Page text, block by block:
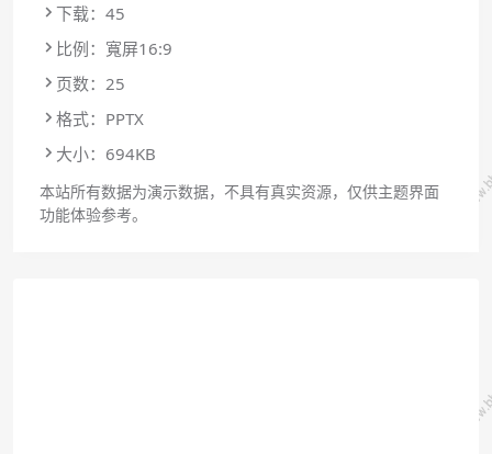
下载：45
比例：寬屏16:9
页数：25
格式：PPTX
大小：694KB
本站所有数据为演示数据，不具有真实资源，仅供主题界面
功能体验参考。